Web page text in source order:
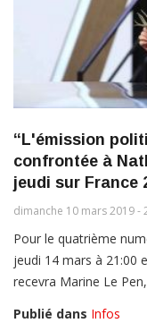
“L'émission
confrontée à
jeudi sur France
dimanche 10 mars 2019 -
Pour le quatrième
jeudi 14 mars à 21:00
recevra Marine Le
Publié dans Infos